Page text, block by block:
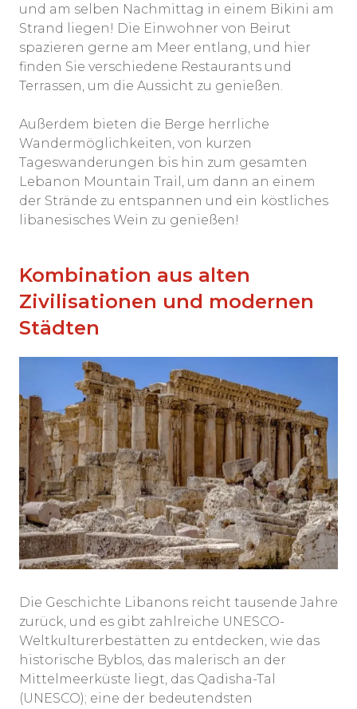
und am selben Nachmittag in einem Bikini am
Strand liegen! Die Einwohner von Beirut
spazieren gerne am Meer entlang, und hier
finden Sie verschiedene Restaurants und
Terrassen, um die Aussicht zu genießen.
Außerdem bieten die Berge herrliche
Wandermöglichkeiten, von kurzen
Tageswanderungen bis hin zum gesamten
Lebanon Mountain Trail, um dann an einem
der Strände zu entspannen und ein köstliches
libanesisches Wein zu genießen!
Kombination aus alten
Zivilisationen und modernen
Städten
Die Geschichte Libanons reicht tausende Jahre
zurück, und es gibt zahlreiche UNESCO-
Weltkulturerbestätten zu entdecken, wie das
historische Byblos, das malerisch an der
Mittelmeerküste liegt, das Qadisha-Tal
(UNESCO); eine der bedeutendsten